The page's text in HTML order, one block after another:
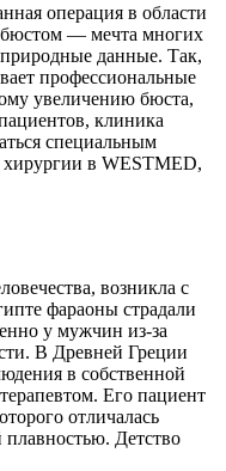
операция в области
— мечта многих
данные. Так,
профессиональные
увеличению бюста,
клиника
специальным
в WESTMED,
возникла с
фараоны страдали
у мужчин из-за
В Древней Греции
в собственной
Его пациент
отличалась
плавностью. Детство